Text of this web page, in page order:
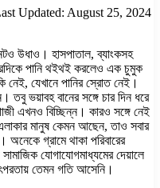
Updated: August 25, 2024
উধাও। হাসপাতাল, ব্যাংকসহ
পানি থইথই করলেও এক চুমুক
নেই, যেখানে পানির স্রোত নেই।
ভয়াবহ বানের সঙ্গে চার দিন ধরে
এখনও বিচ্ছিন্ন। কারও সঙ্গে নেই
মানুষ কেমন আছেন, তাও সবার
গ্রামে থাকা পরিবারের
যোগাযোগমাধ্যমের দেয়ালে
তেমন গতি আসেনি।